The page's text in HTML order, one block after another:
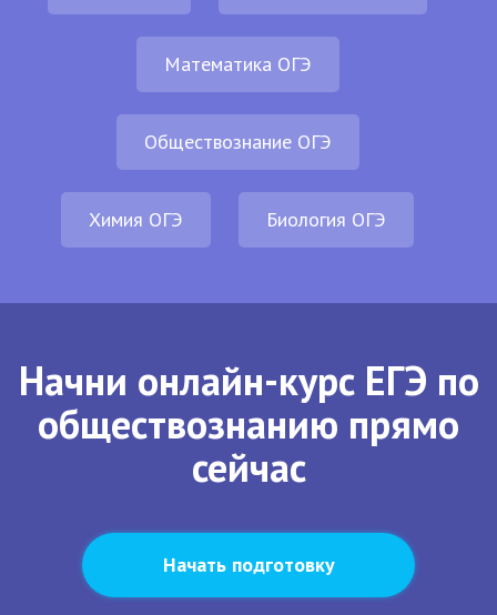
Математика ОГЭ
Обществознание ОГЭ
Химия ОГЭ Биология ОГЭ
Начни онлайн-курс ЕГЭ по
обществознанию прямо
сейчас
Начать подготовку